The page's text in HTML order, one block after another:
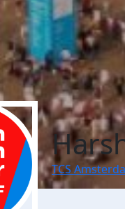
TCS